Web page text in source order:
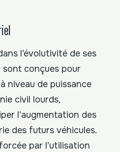
l’évolutivité de ses
sont conçues pour
niveau de puissance
civil lourds,
l’augmentation des
des futurs véhicules.
par l’utilisation